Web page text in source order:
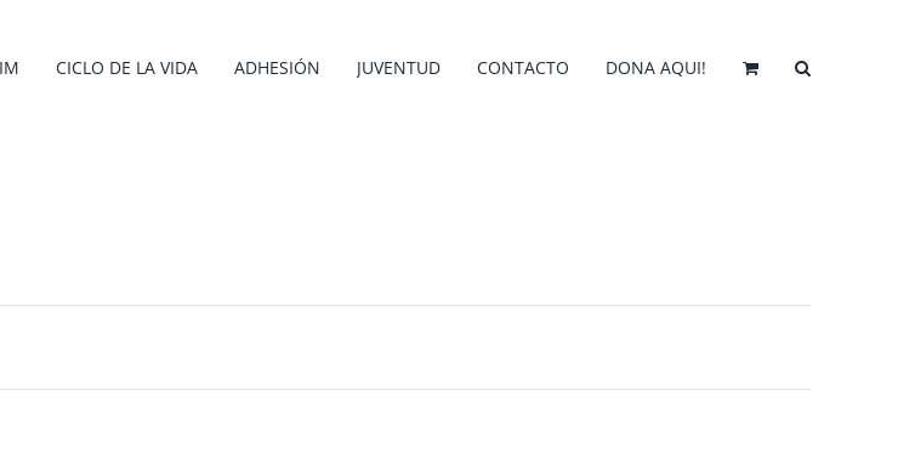
CICLO DE LA VIDA ADHESIÓN JUVENTUD CONTACTO DONA AQUI!